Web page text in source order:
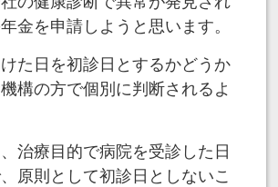
金を申請しようと思います。
た日を初診日とするかどうか
構の方で個別に判断されるよ
治療目的で病院を受診した日
原則として初診日としないこ